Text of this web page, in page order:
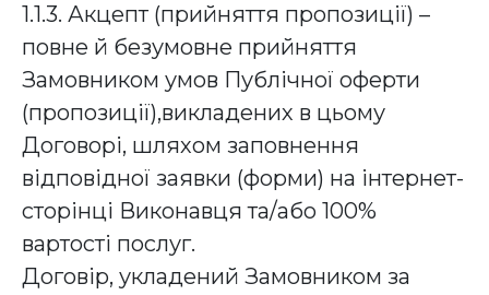
1.1.3. Акцепт (прийняття пропозиції) –
повне й безумовне прийняття
Замовником умов Публічної оферти
(пропозиції),викладених в цьому
Договорі, шляхом заповнення
відповідної заявки (форми) на інтернет-
сторінці Виконавця та/або 100%
вартості послуг.
Договір, укладений Замовником за